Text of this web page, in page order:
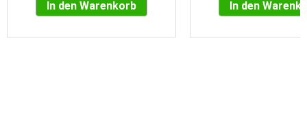
In den Warenkorb In den